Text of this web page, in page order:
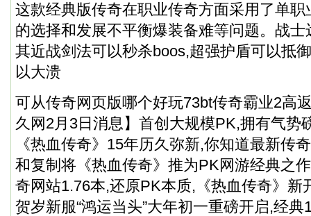
这款经典版传奇在职业传奇方面采用了单
的选择和发展不平衡爆装备难等问题。战
其近战剑法可以秒杀boos,超强护盾可以抵
以大溃
可从传奇网页版哪个好玩73bt传奇霸业2高
久网2月3日消息】首创大规模PK,拥有气势
《热血传奇》15年历久弥新,你知道最新传
和复制将《热血传奇》推为PK网游经典之
奇网站1.76本,还原PK本质,《热血传奇》新
贺岁新服“鸿运当头”大年初一重磅开启,经典